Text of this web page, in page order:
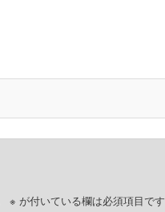
※ が付いている欄は必須項目です